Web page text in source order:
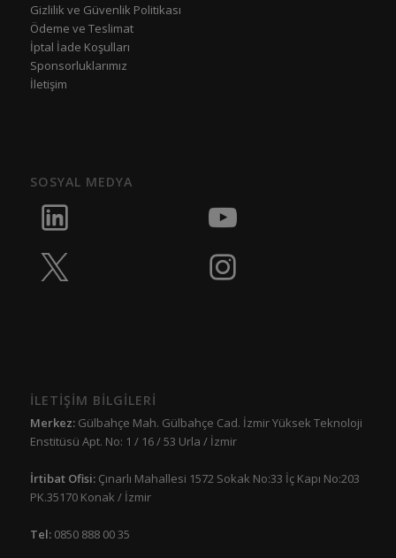
Gizlilik ve Güvenlik Politikası
Ödeme ve Teslimat
İptal İade Koşulları
Sponsorluklarımız
İletişim
SOSYAL MEDYA
İLETİŞİM BİLGİLERİ
Merkez:Gülbahçe Mah. Gülbahçe Cad. İzmir Yüksek Teknoloji
Enstitüsü Apt. No: 1 / 16 / 53 Urla / İzmir
İrtibat Ofisi: Çınarlı Mahallesi 1572 Sokak No:33 İç Kapı No:203
PK.35170 Konak / İzmir
Tel:0850 888 00 35